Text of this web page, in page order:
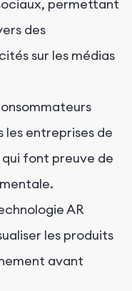
permettant
des
sur les médias
les entreprises de
font preuve de
AR
les produits
avant